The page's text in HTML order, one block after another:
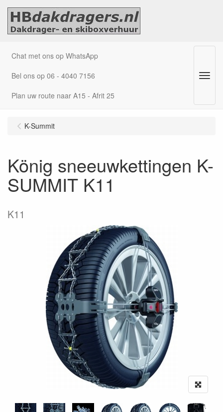
Chat met ons op WhatsApp
Bel ons op 06 - 4040 7156
Plan uw route naar A15 - Afrit 25
Menu
K-Summit
König sneeuwkettingen K-
SUMMIT K11
K11